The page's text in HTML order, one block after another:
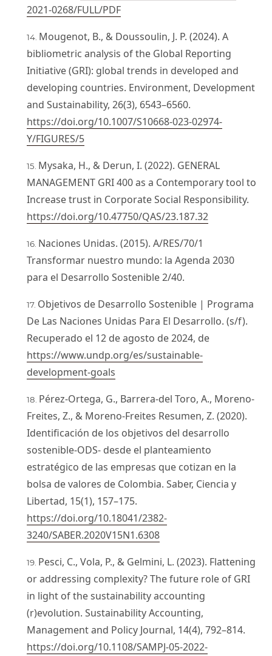
2021-0268/FULL/PDF
Mougenot, B., & Doussoulin, J. P. (2024). A
bibliometric analysis of the Global Reporting
Initiative (GRI): global trends in developed and
developing countries. Environment, Development
and Sustainability, 26(3), 6543–6560.
https://doi.org/10.1007/S10668-023-02974-
Y/FIGURES/5
Mysaka, H., & Derun, I. (2022). GENERAL
MANAGEMENT GRI 400 as a Contemporary tool to
Increase trust in Corporate Social Responsibility.
https://doi.org/10.47750/QAS/23.187.32
Naciones Unidas. (2015). A/RES/70/1
Transformar nuestro mundo: la Agenda 2030
para el Desarrollo Sostenible 2/40.
Objetivos de Desarrollo Sostenible | Programa
De Las Naciones Unidas Para El Desarrollo. (s/f).
Recuperado el 12 de agosto de 2024, de
https://www.undp.org/es/sustainable-
development-goals
Pérez-Ortega, G., Barrera-del Toro, A., Moreno-
Freites, Z., & Moreno-Freites Resumen, Z. (2020).
Identificación de los objetivos del desarrollo
sostenible-ODS- desde el planteamiento
estratégico de las empresas que cotizan en la
bolsa de valores de Colombia. Saber, Ciencia y
Libertad, 15(1), 157–175.
https://doi.org/10.18041/2382-
3240/SABER.2020V15N1.6308
Pesci, C., Vola, P., & Gelmini, L. (2023). Flattening
or addressing complexity? The future role of GRI
in light of the sustainability accounting
(r)evolution. Sustainability Accounting,
Management and Policy Journal, 14(4), 792–814.
https://doi.org/10.1108/SAMPJ-05-2022-